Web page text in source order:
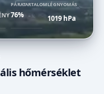
PÁRATARTALOM
76%
LÉGNYOMÁS
1019 hPa
hőmérséklet